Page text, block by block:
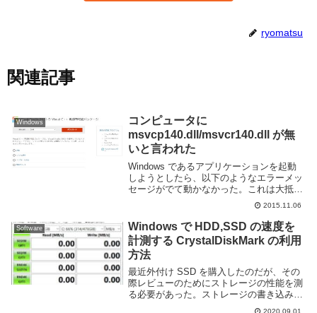
ryomatsu
関連記事
Windows
コンピュータに
msvcp140.dll/msvcr140.dll が無
いと言われた
Windows であるアプリケーションを起動
しようとしたら、以下のようなエラーメッ
セージがでて動かなかった。これは大抵の
場合、インストールしたアプリケーション
自体はとくに問題ないが、それを動かすた
めに必要なものが Windows に入ってい...
2015.11.06
Software
Windows で HDD,SSD の速度を
計測する CrystalDiskMark の利用
方法
最近外付け SSD を購入したのだが、その
際レビューのためにストレージの性能を測
る必要があった。ストレージの書き込みや
読み込みの速度を計測しておけば、古い
2020.09.01